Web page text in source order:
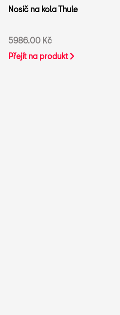
Nosič na kola Thule
5986.00 Kč
Přejít na produkt